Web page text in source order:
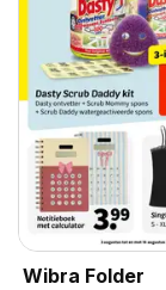
Wibra Folder